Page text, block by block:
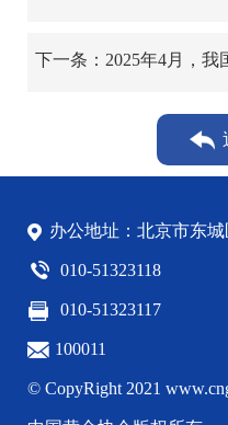
下一条：2025年4月，我
办公地址：北京市东
010-51323118
010-51323117
100011
© CopyRight 2021